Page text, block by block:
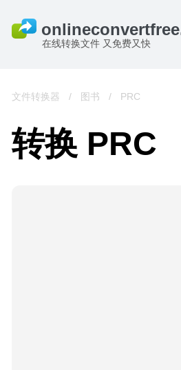
在线转换文件 又免费又快
文件转换器 / 图书 / PRC
转换 PRC